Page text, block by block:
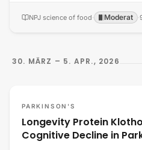
NPJ science of food· Moderat ·
30. MÄRZ – 5. APR., 2026
PARKINSON'S
Longevity Protein
Cognitive Decline in